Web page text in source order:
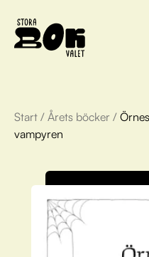
Årets
Om Stora
Olivia
Vinnare
Start / Årets böcker /
vampyren